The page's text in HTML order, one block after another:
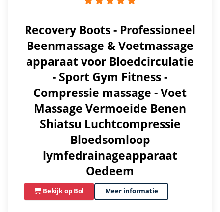
Recovery Boots - Professioneel
Beenmassage & Voetmassage
apparaat voor Bloedcirculatie
- Sport Gym Fitness -
Compressie massage - Voet
Massage Vermoeide Benen
Shiatsu Luchtcompressie
Bloedsomloop
lymfedrainageapparaat
Oedeem
Bekijk op Bol Meer informatie